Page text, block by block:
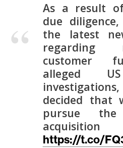
As a result
due
the latest
regarding
customer
alleged
decided that
pursue the
https://t.co/